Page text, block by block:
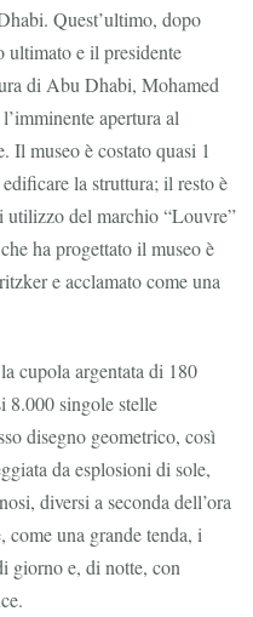
Quest’ultimo, dopo
ultimato e il presidente
di Abu Dhabi, Mohamed
apertura al
Il museo è costato quasi 1
la struttura; il resto è
utilizzo del marchio “Louvre”
ha progettato il museo è
e acclamato come una
cupola argentata di 180
8.000 singole stelle
disegno geometrico, così
da esplosioni di sole,
diversi a seconda dell’ora
come una grande tenda, i
giorno e, di notte, con